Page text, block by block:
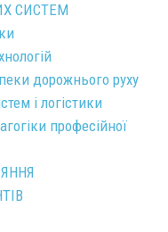
СИСТЕМ
дорожнього руху
і логістики
професійної